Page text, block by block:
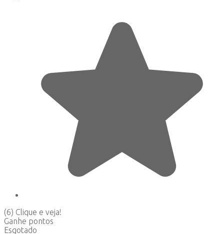
(6) Clique e veja!
Ganhe pontos
Esgotado